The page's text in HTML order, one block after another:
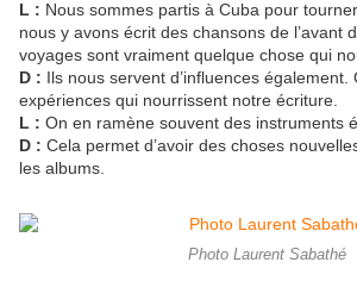
L : Nous sommes partis à Cuba pour
nous y avons écrit des chansons de l’avant
voyages sont vraiment quelque chose qui
D : Ils nous servent d’influences également.
expériences qui nourrissent notre écriture.
L : On en ramène souvent des instruments
D : Cela permet d’avoir des choses
les albums.
Photo Laurent Sabathé